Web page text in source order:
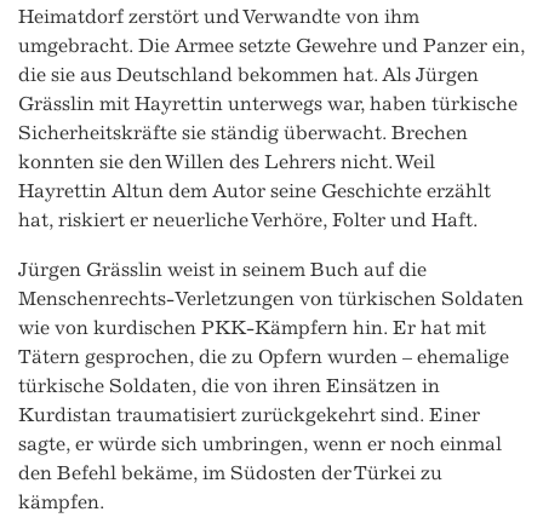
Heimatdorf zerstört und Verwandte von ihm
umgebracht. Die Armee setzte Gewehre und Panzer ein,
die sie aus Deutschland bekommen hat. Als Jürgen
Grässlin mit Hayrettin unterwegs war, haben türkische
Sicherheitskräfte sie ständig überwacht. Brechen
konnten sie den Willen des Lehrers nicht. Weil
Hayrettin Altun dem Autor seine Geschichte erzählt
hat, riskiert er neuerliche Verhöre, Folter und Haft.
Jürgen Grässlin weist in seinem Buch auf die
Menschenrechts-Verletzungen von türkischen Soldaten
wie von kurdischen PKK-Kämpfern hin. Er hat mit
Tätern gesprochen, die zu Opfern wurden – ehemalige
türkische Soldaten, die von ihren Einsätzen in
Kurdistan traumatisiert zurückgekehrt sind. Einer
sagte, er würde sich umbringen, wenn er noch einmal
den Befehl bekäme, im Südosten der Türkei zu
kämpfen.